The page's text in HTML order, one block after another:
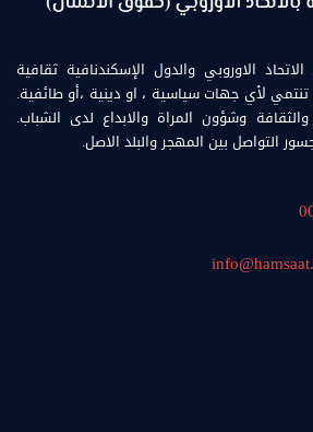
الاوروبي والدول الإسكندنافية ثقافية
تنتمي لأي جهات سياسية ، او دينية ،أو طائفية.
وشؤون المراة والابداع لدى الشباب.
التواصل بين المهجر والبلد الاصل.